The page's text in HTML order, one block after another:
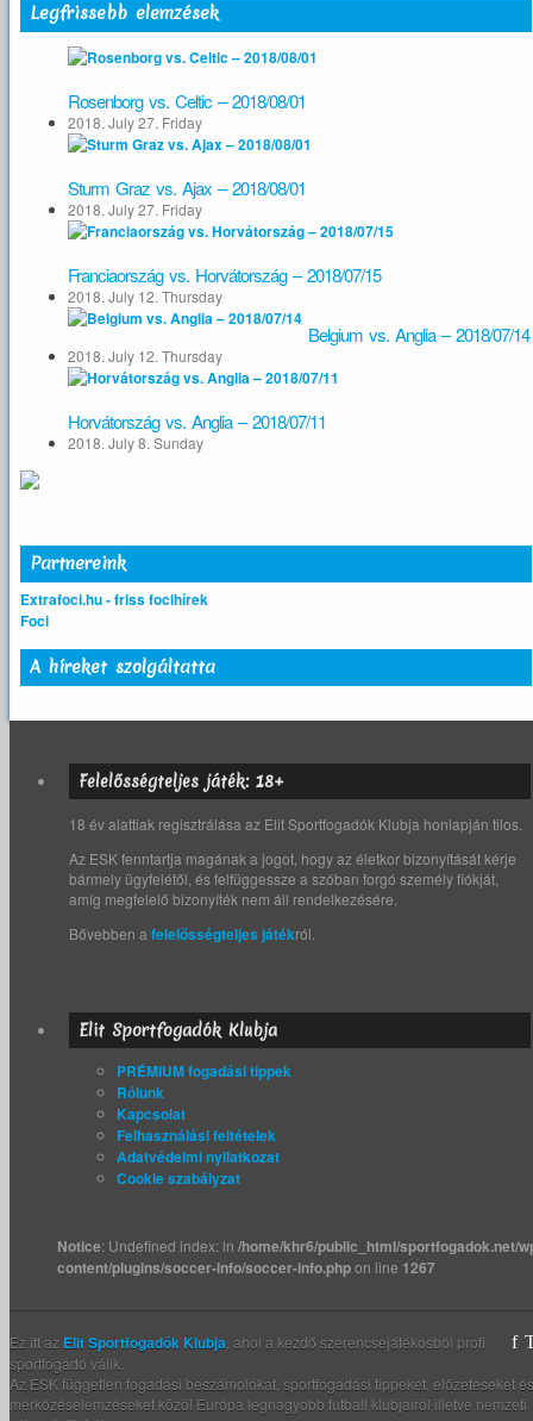
Legfrissebb elemzések
Rosenborg vs. Celtic – 2018/08/01
2018. July 27. Friday
Sturm Graz vs. Ajax – 2018/08/01
2018. July 27. Friday
Franciaország vs. Horvátország – 2018/07/15
2018. July 12. Thursday
Belgium vs. Anglia – 2018/07/14
2018. July 12. Thursday
Horvátország vs. Anglia – 2018/07/11
2018. July 8. Sunday
Partnereink
Extrafoci.hu - friss focihírek
Foci
A híreket szolgáltatta
Felelősségteljes játék: 18+
18 év alattiak regisztrálása az Elit Sportfogadók Klubja honlapján tilos.
Az ESK fenntartja magának a jogot, hogy az életkor bizonyítását kérje
bármely ügyfelétől, és felfüggessze a szóban forgó személy fiókját,
amíg megfelelő bizonyíték nem áll rendelkezésére.
Bővebben a felelősségteljes játékról.
Elit Sportfogadók Klubja
PRÉMIUM fogadási tippek
Rólunk
Kapcsolat
Felhasználási feltételek
Adatvédelmi nyilatkozat
Cookie szabályzat
Notice: Undefined index: in /home/khr6/public_html/sportfogadok.net/
content/plugins/soccer-info/soccer-info.phpon line 1267
Ez itt az Elit Sportfogadók Klubja , ahol a kezdő szerencsejátékosból profi
sportfogadó válik.
Az ESK független fogadási beszámolókat, sportfogadási tippeket, előzeteseket és
mérkőzéselemzéseket közöl Európa legnagyobb futball klubjairól illetve nemzeti